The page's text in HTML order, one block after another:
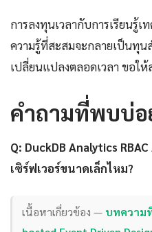
การลงทุนเวลากับการเรียนรู้เ
ความรู้ที่สะสมจะกลายเป็นทุ
เปลี่ยนแปลงตลอดเวลา ขอใ
คำถามที่พบบ่อ
Q: DuckDB Analytics
เซิร์ฟเวอร์ขนาดเล็กไหม?
เนื้อหาเกี่ยวข้อง — บทความ